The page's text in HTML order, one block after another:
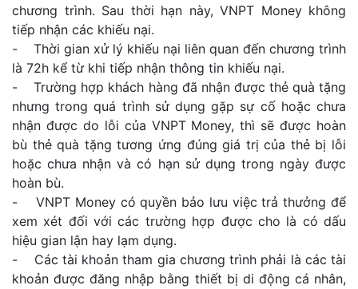
chương trình. Sau thời hạn này, VNPT Money không
tiếp nhận các khiếu nại.
- Thời gian xử lý khiếu nại liên quan đến chương trình
là 72h kể từ khi tiếp nhận thông tin khiếu nại.
- Trường hợp khách hàng đã nhận được thẻ quà tặng
nhưng trong quá trình sử dụng gặp sự cố hoặc chưa
nhận được do lỗi của VNPT Money, thì sẽ được hoàn
bù thẻ quà tặng tương ứng đúng giá trị của thẻ bị lỗi
hoặc chưa nhận và có hạn sử dụng trong ngày được
hoàn bù.
- VNPT Money có quyền bảo lưu việc trả thưởng để
xem xét đối với các trường hợp được cho là có dấu
hiệu gian lận hay lạm dụng.
- Các tài khoản tham gia chương trình phải là các tài
khoản được đăng nhập bằng thiết bị di động cá nhân,